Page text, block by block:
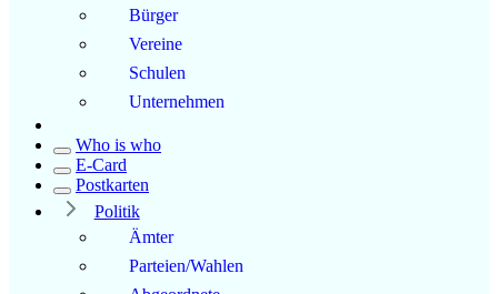
Bürger
Vereine
Schulen
Unternehmen
Who is who
E-Card
Postkarten
Politik
Ämter
Parteien/Wahlen